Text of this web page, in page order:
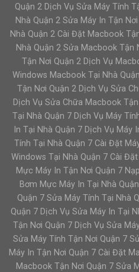
Quận 2 Dịch Vụ Sửa Máy Tính
Nhà Quận 2 Sửa Máy In Tận
Nhà Quận 2 Cài Đặt Macbook
Nhà Quận 2 Sửa Macbook Tận
Tận Nơi Quận 2 Dịch Vụ
Windows Macbook Tại Nhà
Tận Nơi Quận 2 Dịch Vụ Sửa
Dịch Vụ Sửa Chữa Macbook
Tại Nhà Quận 7 Dịch Vụ Máy
In Tại Nhà Quận 7 Dịch Vụ Máy
Tính Tại Nhà Quận 7 Cài Đặt
Windows Tại Nhà Quận 7 Cài
Mực Máy In Tận Nơi Quận 7
Bơm Mực Máy In Tại Nhà
Quận 7 Sửa Máy Tính Tại Nhà
Quận 7 Dịch Vụ Sửa Máy In Tại
Tận Nơi Quận 7 Dịch Vụ Sửa
Sửa Máy Tính Tận Nơi Quận 7
Máy In Tận Nơi Quận 7 Cài Đặt
Macbook Tận Nơi Quận 7 Sửa